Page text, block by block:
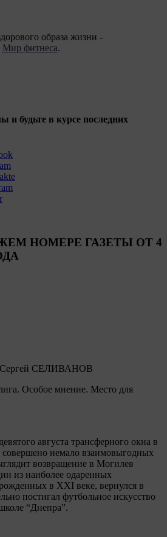
образа жизни -
Мир фитнеса.
и будьте в курсе последних
НОМЕРЕ ГАЗЕТЫ ОТ 4
Сергей СЕЛИВАНОВ
Особое мнение. Место для
августа трансферного окна в
немало взаимовыгодных
возвращение в Могилев
из наиболее одаренных
в XXI веке, вернулся в
постигал футбольное искусство
“Днепра”.